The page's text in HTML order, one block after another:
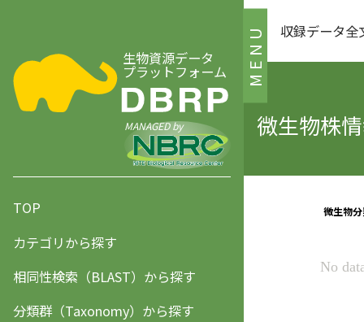
MENU
生物資源データ
プラットフォーム
MANAGED by
TOP
カテゴリから探す
相同性検索（BLAST）から探す
分類群（Taxonomy）から探す
収録データ全
微生物株